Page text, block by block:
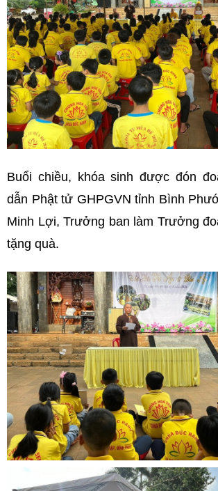
Buổi chiều, khóa sinh được đón
dẫn Phật tử GHPGVN tỉnh Bình
Minh Lợi, Trưởng ban làm Trưởng
tặng quà.